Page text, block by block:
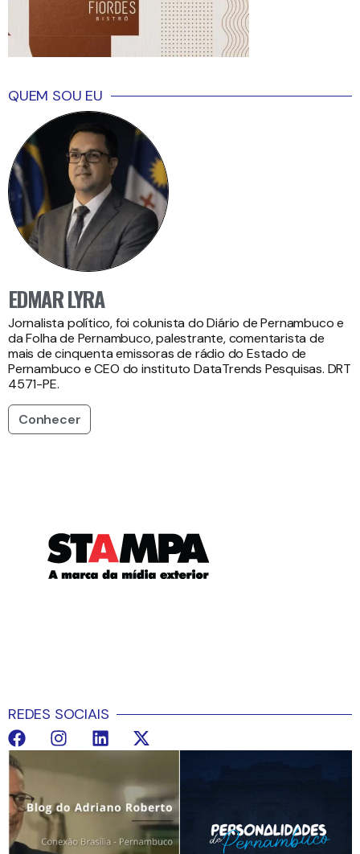
QUEM SOU EU
EDMAR LYRA
Jornalista político, foi colunista do Diário de Pernambuco e
da Folha de Pernambuco, palestrante, comentarista de
mais de cinquenta emissoras de rádio do Estado de
Pernambuco e CEO do instituto DataTrends Pesquisas. DRT
4571-PE.
Conhecer
REDES SOCIAIS